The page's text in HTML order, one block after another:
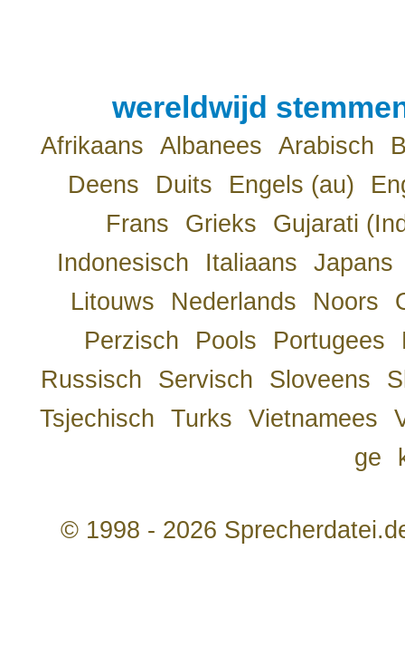
wereldwijd
Afrikaans Albanees Arabisch
Deens
Duits Engels (au)
Frans
Grieks
Gujarati
Indonesisch
Italiaans
Japans
Litouws
Nederlands Noors
Perzisch
Pools Portugees
Russisch
Servisch Sloveens
Tsjechisch
Turks Vietnamees
ge
© 1998 - 2026